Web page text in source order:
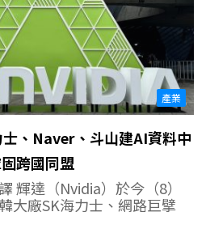
產業
、Naver、斗山建AI資料中
跨國同盟
輝達（Nvidia）於今（8）
大廠SK海力士、網路巨擘